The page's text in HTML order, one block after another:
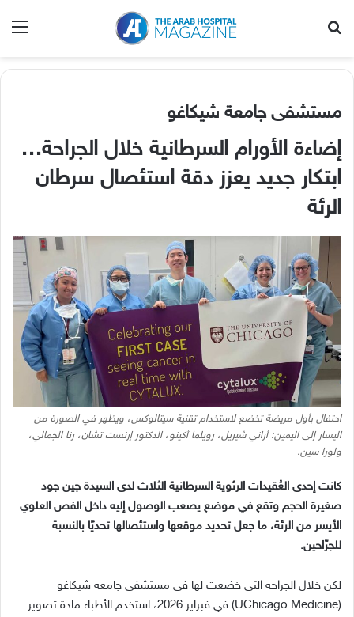
مستشفى جامعة شيكاغو
إضاءة الأورام السرطانية خلال الجراحة…
ابتكار جديد يعزز دقة استئصال سرطان
الرئة
احتفال بأول مريضة تخضع لاستخدام تقنية سيتالوكس، ويظهر في الصورة من
اليسار إلى اليمين: أراني شيريل، رويلما أكينو، الدكتور إرنست تشان، رنا الجمالي،
ولورا سين.
كانت إحدى العُقيدات الرئوية السرطانية الثلاث لدى السيدة جين جود
صغيرة الحجم وتقع في موضع يصعب الوصول إليه داخل الفص العلوي
الأيسر من الرئة، ما جعل تحديد موقعها واستئصالها تحديًا بالنسبة
للجرّاحين.
لكن خلال الجراحة التي خضعت لها في مستشفى جامعة شيكاغو
(UChicago Medicine)
في فبراير
، استخدم الأطباء مادة تصوير